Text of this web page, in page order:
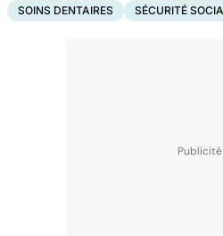
SOINS DENTAIRES SÉCURITÉ